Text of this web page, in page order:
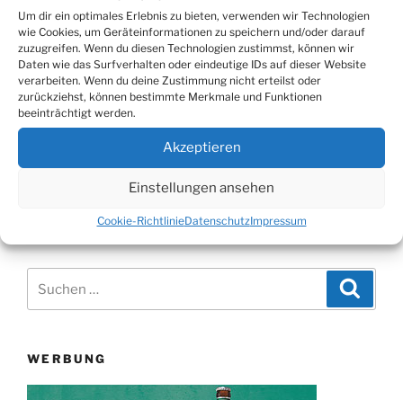
Um dir ein optimales Erlebnis zu bieten, verwenden wir Technologien
wie Cookies, um Geräteinformationen zu speichern und/oder darauf
zuzugreifen. Wenn du diesen Technologien zustimmst, können wir
Daten wie das Surfverhalten oder eindeutige IDs auf dieser Website
verarbeiten. Wenn du deine Zustimmung nicht erteilst oder
zurückziehst, können bestimmte Merkmale und Funktionen
beeinträchtigt werden.
Akzeptieren
Einstellungen ansehen
Cookie-RichtlinieDatenschutzImpressum
Seitennummerierung
Vorherige
Seite
Seite2
nach:
WERBUNG